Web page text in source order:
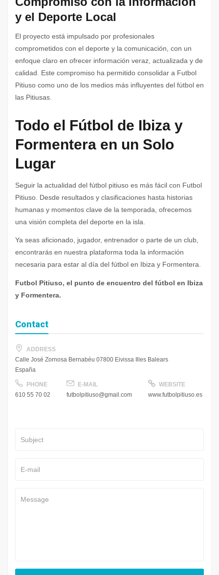
y el Deporte Local
El proyecto está impulsado por profesionales
comprometidos con el deporte y la comunicación, con un
enfoque claro en ofrecer información veraz, actualizada y de
calidad. Este compromiso ha permitido consolidar a Futbol
Pitiuso como uno de los medios más influyentes del fútbol en
las Pitiusas.
Todo el Fútbol de Ibiza y
Formentera en un Solo
Lugar
Seguir la actualidad del fútbol pitiuso es más fácil con Futbol
Pitiuso. Desde resultados y clasificaciones hasta historias
humanas y momentos clave de la temporada, ofrecemos
una visión completa del deporte en la isla.
Ya seas aficionado, jugador, entrenador o parte de un club,
encontrarás en nuestra plataforma toda la información
necesaria para estar al día del fútbol en Ibiza y Formentera.
Futbol Pitiuso, el punto de encuentro del fútbol en Ibiza
y Formentera.
Contact
ADDRESS
Calle José Zornosa Bernabéu 07800 Eivissa Illes Balears
España
PHONE
610 55 70 02
E-MAIL
futbolpitiuso@gmail.com
WEBSITE
www.futbolpitiuso.es